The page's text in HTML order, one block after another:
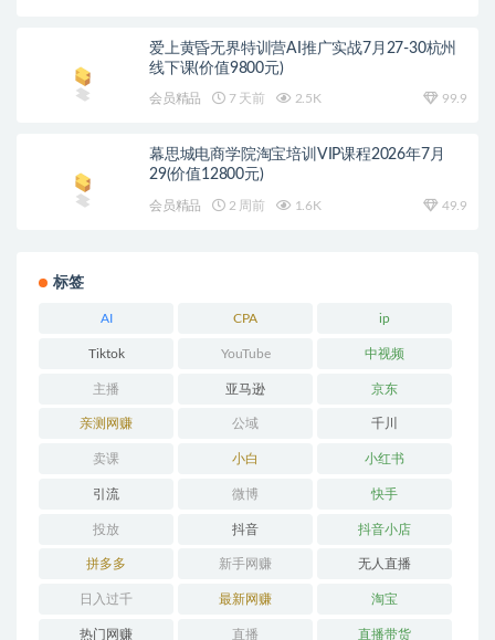
爱上黄昏无界特训营AI推广实战7月27-30杭州
线下课(价值9800元)
会员精品 7 天前 2.5K 99.9
幕思城电商学院淘宝培训VIP课程2026年7月
29(价值12800元)
会员精品 2 周前 1.6K 49.9
标签
AI CPA ip
Tiktok YouTube 中视频
主播 亚马逊 京东
亲测网赚 公域 千川
卖课 小白 小红书
引流 微博 快手
投放 抖音 抖音小店
拼多多 新手网赚 无人直播
日入过千 最新网赚 淘宝
热门网赚 直播 直播带货